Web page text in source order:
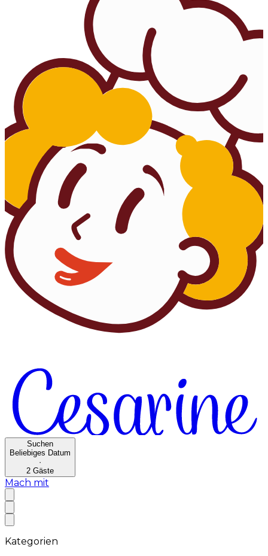
Suchen
Beliebiges Datum
·
2 Gäste
Mach mit
Kategorien